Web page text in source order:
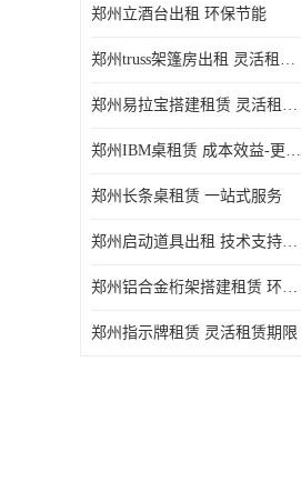
郑州立酒台出租 环保节能
郑州truss架篷房出租 灵活租赁期限
郑州易拉宝搭建租赁 灵活租赁期限
郑州IBM桌租赁 成本效益-更具经济性和实用性
郑州长条桌租赁 一站式服务
郑州启动道具出租 技术支持与现场服务
郑州铝合金桁架搭建租赁 环保节能
郑州指示牌租赁 灵活租赁期限